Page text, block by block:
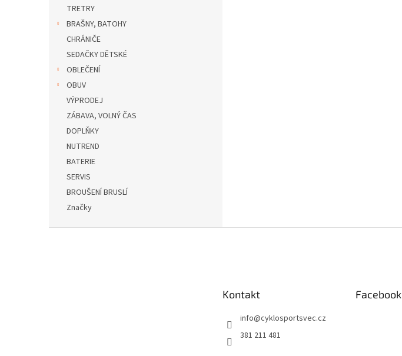
TRETRY
BRAŠNY, BATOHY
CHRÁNIČE
SEDAČKY DĚTSKÉ
OBLEČENÍ
OBUV
VÝPRODEJ
ZÁBAVA, VOLNÝ ČAS
DOPLŇKY
NUTREND
BATERIE
SERVIS
BROUŠENÍ BRUSLÍ
Značky
Kontakt
info@cyklosportsvec.cz
381 211 481
Facebook